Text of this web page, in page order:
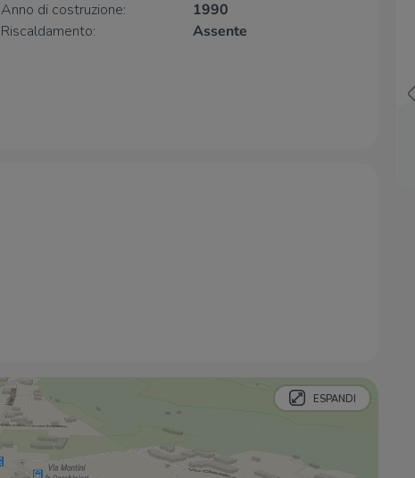
La Forneria
470 m
Magazzini delle Firme
540 m
Bosio
OVS Outlet
2,2 Km
Anno di costruzione:
1990
Riscaldamento:
Assente
ESPANDI